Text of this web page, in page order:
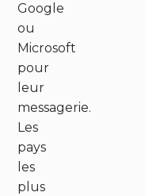
Google
ou
Microsoft
pour
leur
messagerie.
Les
pays
les
plus